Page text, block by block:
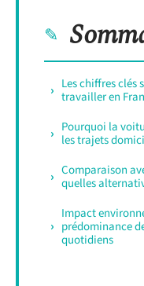
Les chiffres clés
travailler en
Pourquoi la
les trajets
Comparaison
quelles
Impact
prédominance
quotidiens